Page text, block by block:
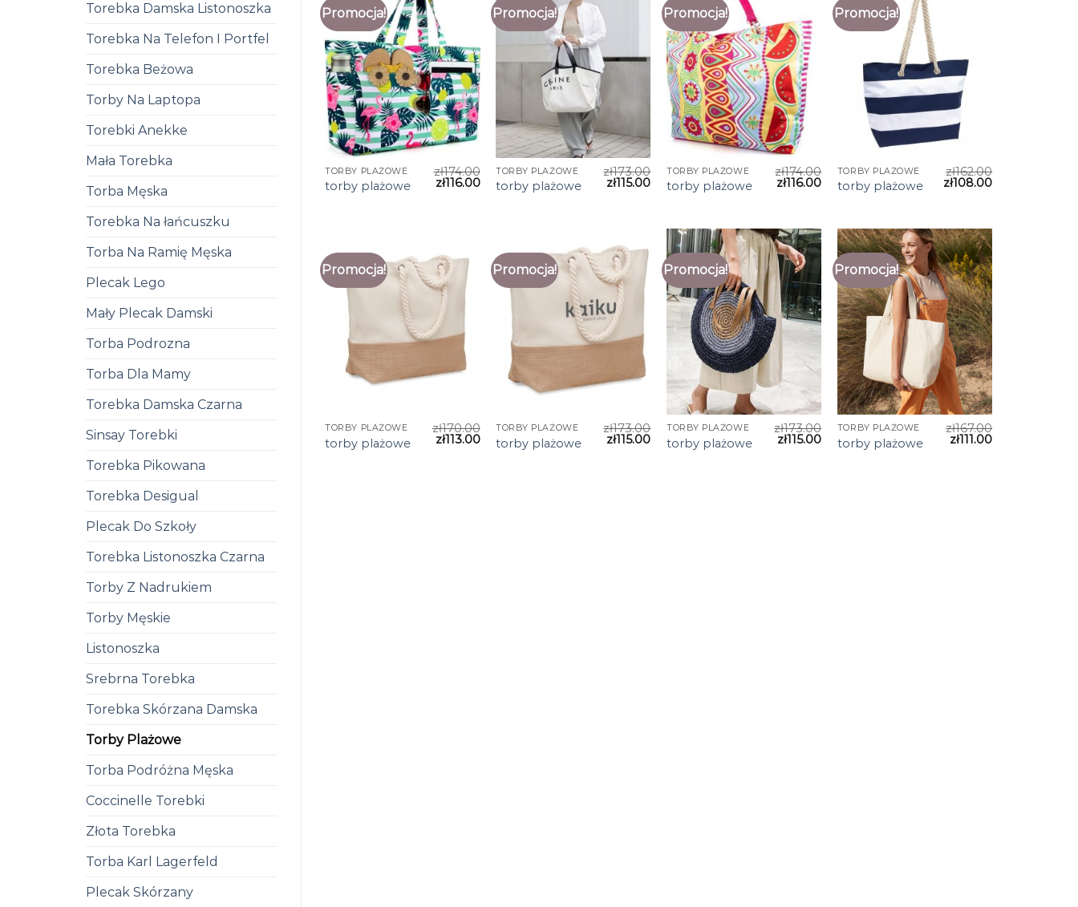
Torebka Damska Listonoszka
Torebka Na Telefon I Portfel
Torebka Beżowa
Torby Na Laptopa
Torebki Anekke
Mała Torebka
Torba Męska
Torebka Na łańcuszku
Torba Na Ramię Męska
Plecak Lego
Mały Plecak Damski
Torba Podrozna
Torba Dla Mamy
Torebka Damska Czarna
Sinsay Torebki
Torebka Pikowana
Torebka Desigual
Plecak Do Szkoły
Torebka Listonoszka Czarna
Torby Z Nadrukiem
Torby Męskie
Listonoszka
Srebrna Torebka
Torebka Skórzana Damska
Torby Plażowe
Torba Podróżna Męska
Coccinelle Torebki
Złota Torebka
Torba Karl Lagerfeld
Plecak Skórzany
Promocja!
TORBY PLAŻOWE
torby plażowe
zł174.00
zł116.00
Promocja!
TORBY PLAŻOWE
torby plażowe
zł173.00
zł115.00
Promocja!
TORBY PLAŻOWE
torby plażowe
zł174.00
zł116.00
Promocja!
TORBY PLAŻOWE
torby plażowe
zł162.00
zł108.00
Promocja!
TORBY PLAŻOWE
torby plażowe
zł170.00
zł113.00
Promocja!
TORBY PLAŻOWE
torby plażowe
zł173.00
zł115.00
Promocja!
TORBY PLAŻOWE
torby plażowe
zł173.00
zł115.00
Promocja!
TORBY PLAŻOWE
torby plażowe
zł167.00
zł111.00